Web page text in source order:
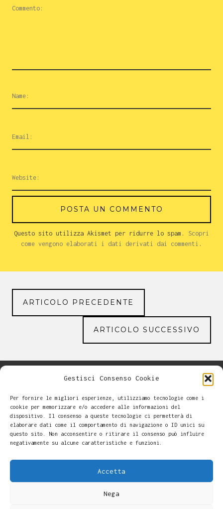
Gestisci Consenso Cookie
Per fornire le migliori esperienze, utilizziamo tecnologie come i
cookie per memorizzare e/o accedere alle informazioni del
dispositivo. Il consenso a queste tecnologie ci permetterà di
elaborare dati come il comportamento di navigazione o ID unici su
questo sito. Non acconsentire o ritirare il consenso può influire
negativamente su alcune caratteristiche e funzioni.
Accetta
Nega
Questo sito utilizza Akismet per ridurre lo spam. Scopri
come vengono elaborati i dati derivati dai commenti .
ARTICOLO PRECEDENTE
ARTICOLO SUCCESSIVO